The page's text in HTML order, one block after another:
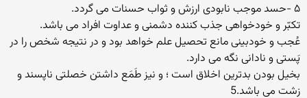
۵ -حسد موجب نابودى ارزش و ثواب حسنات مى گردد.
تکبّر و خودخواهى جذب کننده دشمنى و عداوت افراد مى باشد.
عُجب و خودبینى مانع تحصیل علم خواهد بود و در نتیجه شخص را در
پَستى و نادانى نگه مى دارد.
بخیل بودن بدترین اخلاق است ؛ و نیز طَمَع داشتن خصلتى ناپسند و
زشت مى باشد.5